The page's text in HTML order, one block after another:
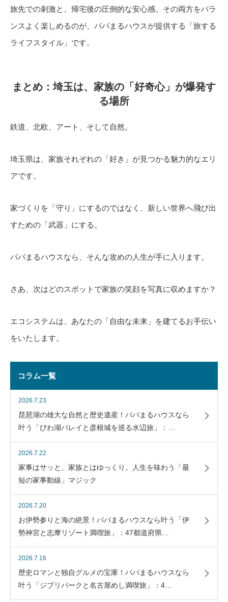
旅先での刺激と、帰宅後の圧倒的な安心感。その両方をバラ
ンスよく楽しめるのが、パパまるハウスが提供する「旅する
ライフスタイル」です。
まとめ：埼玉は、家族の「好奇心」が爆発す
る場所
鉄道、北欧、アート、そして自然。
埼玉県は、家族それぞれの「好き」が見つかる魅力的なエリ
アです。
家づくりを「守り」にするのではなく、新しい世界へ飛び出
すための「武器」にする。
パパまるハウスなら、そんな攻めの人生が手に入ります。
さあ、次はどのスポットで家族の笑顔を写真に収めますか？
エコシステムは、あなたの「自由な未来」を建てるお手伝い
をいたします。
コラム一覧
2026.7.23
琵琶湖の雄大な自然と歴史遺産！パパまるハウスなら
叶う「びわ湖バレイと彦根城を巡る水辺旅」：…
2026.7.22
家事はサッと、家族とはゆっくり。人生を味わう「最
短の家事動線」マジック
2026.7.20
お伊勢参りと海の絶景！パパまるハウスなら叶う「伊
勢神宮と志摩リゾート満喫旅」：47都道府県…
2026.7.16
歴史ロマンと独自グルメの宝庫！パパまるハウスなら
叶う「ジブリパークと名古屋めし満喫旅」：4…